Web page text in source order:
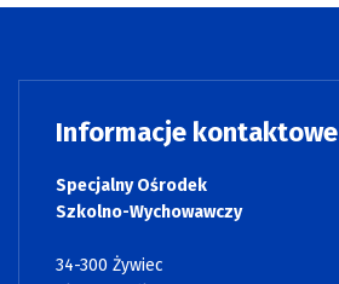
Informacje kontaktowe
Specjalny Ośrodek
Szkolno-Wychowawczy
34-300 Żywiec